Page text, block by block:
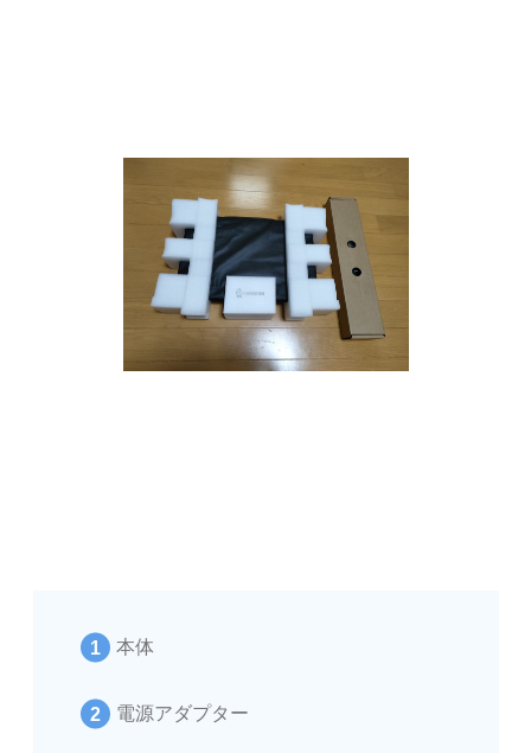
本体
電源アダプター